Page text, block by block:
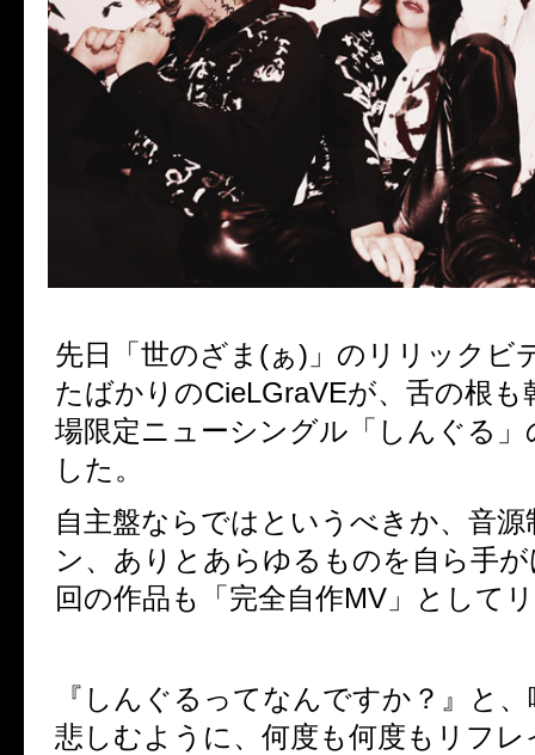
先日「世のざま(ぁ)」のリリックビ
たばかりのCieLGraVEが、舌の根も
場限定ニューシングル「しんぐる」
した。
自主盤ならではというべきか、音
ン、ありとあらゆるものを自ら手
回の作品も「完全自作MV」として
『しんぐるってなんですか？』と
悲しむように、何度も何度もリフ